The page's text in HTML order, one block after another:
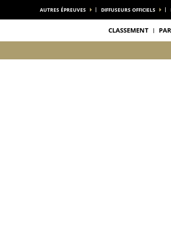
AUTRES ÉPREUVES DIFFUSEURS OFFICIELS
CLASSEMENT